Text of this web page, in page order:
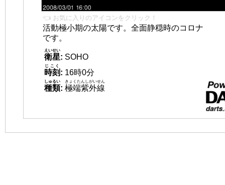
👈 お気に入りのアイコンをクリック！
活動極小期の太陽です。全面静穏時のコロナ
です。
衛星
えいせい
: SOHO
時刻
じこく
: 16時0分
種類
しゅるい
: 極端紫外線
きょくたんしがいせん